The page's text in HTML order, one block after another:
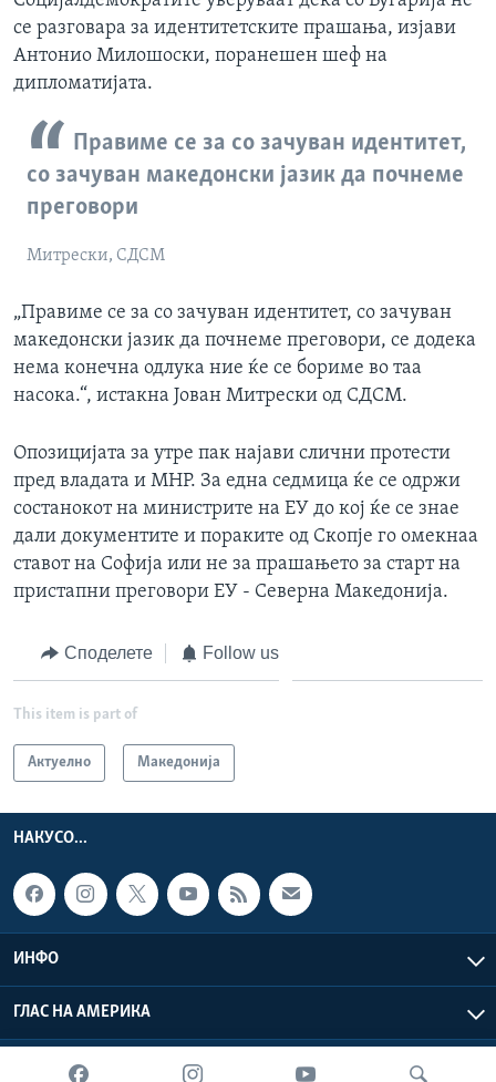
се разговара за идентитетските прашања, изјави
Антонио Милошоски, поранешен шеф на
дипломатијата.
Правиме се за со зачуван идентитет,
со зачуван македонски јазик да почнеме
преговори
Митрески, СДСМ
„Правиме се за со зачуван идентитет, со зачуван
македонски јазик да почнеме преговори, се додека
нема конечна одлука ние ќе се бориме во таа
насока.“, истакна Јован Митрески од СДСМ.
Опозицијата за утре пак најави слични протести
пред владата и МНР. За една седмица ќе се одржи
состанокот на министрите на ЕУ до кој ќе се знае
дали документите и пораките од Скопје го омекнаа
ставот на Софија или не за прашањето за старт на
пристапни преговори ЕУ - Северна Македонија.
Споделете Follow us
This item is part of
Актуелно Македонија
НАКУСО...
ИНФО
ГЛАС НА АМЕРИКА
Глас на Америка © 2026 VOA, Inc. Сите права задржани.